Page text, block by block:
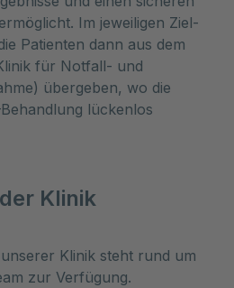
Im jeweiligen Ziel-
Patienten dann aus dem
für Notfall- und
übergeben, wo die
lückenlos
Klinik
Klinik steht rund um
zur Verfügung.